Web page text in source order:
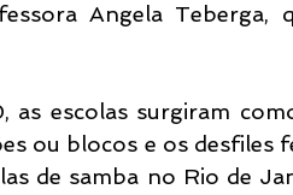
Angela Teberga,
as escolas surgiram
ou blocos e os desfiles
de samba no Rio de